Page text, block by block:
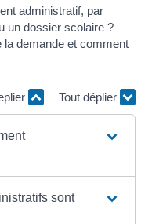
administratif, par
un dossier scolaire ?
demande et comment
Tout déplier
sont